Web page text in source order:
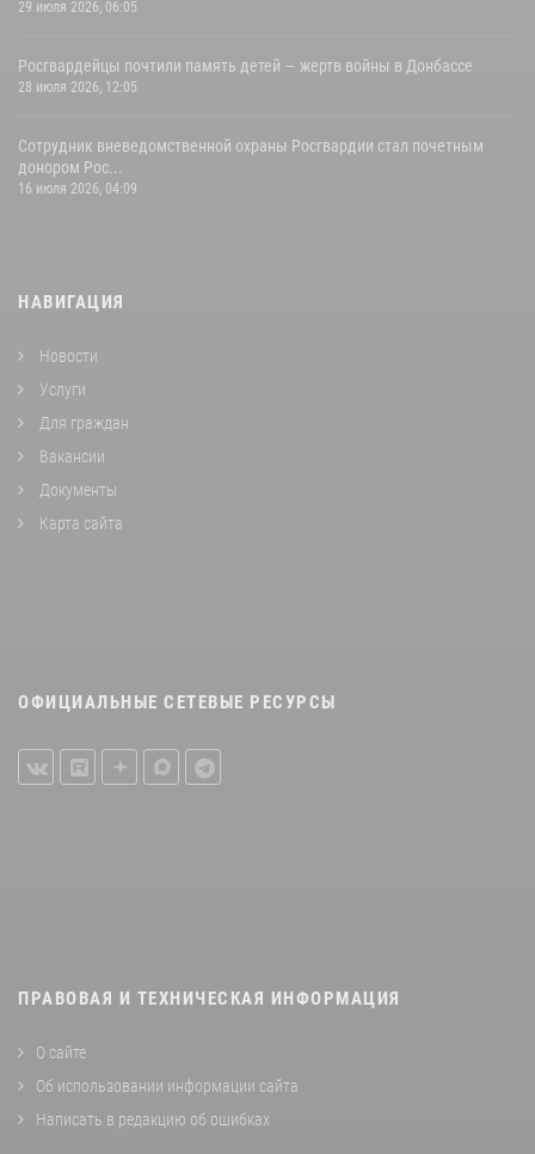
29 июля 2026, 06:05
Росгвардейцы почтили память детей — жертв войны в Донбассе
28 июля 2026, 12:05
Сотрудник вневедомственной охраны Росгвардии стал почетным
донором Рос...
16 июля 2026, 04:09
НАВИГАЦИЯ
Новости
Услуги
Для граждан
Вакансии
Документы
Карта сайта
ОФИЦИАЛЬНЫЕ СЕТЕВЫЕ РЕСУРСЫ
ПРАВОВАЯ И ТЕХНИЧЕСКАЯ ИНФОРМАЦИЯ
О сайте
Об использовании информации сайта
Написать в редакцию об ошибках